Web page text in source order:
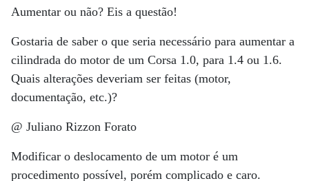
Aumentar ou não? Eis a questão!
Gostaria de saber o que seria necessário para aumentar a
cilindrada do motor de um Corsa 1.0, para 1.4 ou 1.6.
Quais alterações deveriam ser feitas (motor,
documentação, etc.)?
@ Juliano Rizzon Forato
Modificar o deslocamento de um motor é um
procedimento possível, porém complicado e caro.